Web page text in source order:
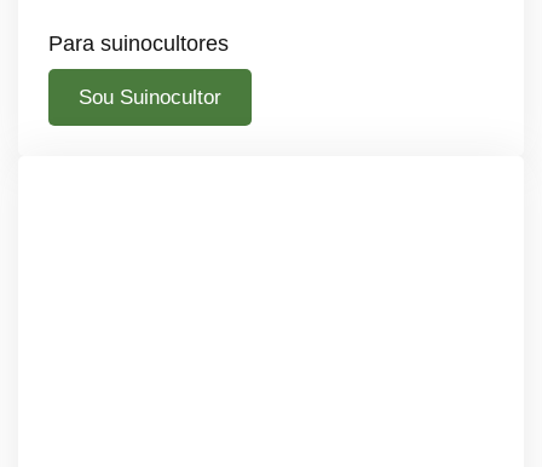
Para suinocultores
Sou Suinocultor